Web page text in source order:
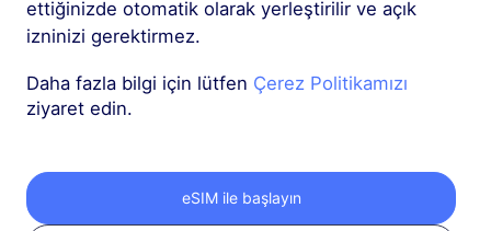
2
ettiğinizde otomatik olarak yerleştirilir ve açık
izninizi gerektirmez.
Daha fazla bilgi için lütfen Çerez Politikamızı
ziyaret edin.
eSIM ile başlayın